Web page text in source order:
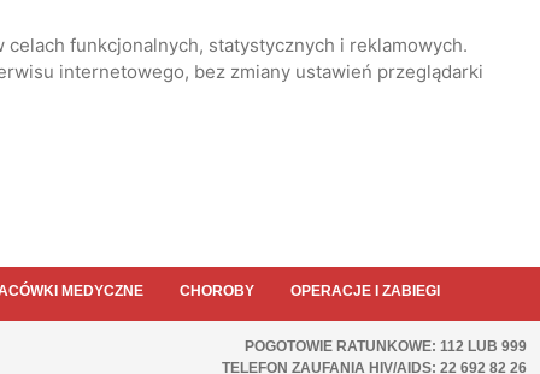
funkcjonalnych, statystycznych i reklamowych.
internetowego, bez zmiany ustawień przeglądarki
MEDYCZNE CHOROBY OPERACJE I ZABIEGI
POGOTOWIE RATUNKOWE: 112 LUB 999
TELEFON ZAUFANIA HIV/AIDS: 22 692 82 26